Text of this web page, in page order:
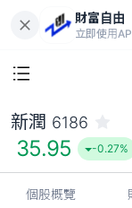
財富自由
立即使用
新潤 6186
35.95 -0.27%
個股概覽